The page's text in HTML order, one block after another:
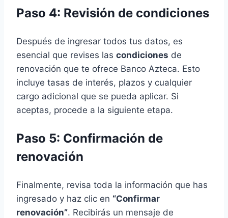
Paso 4: Revisión de condiciones
Después de ingresar todos tus datos, es
esencial que revises las condiciones de
renovación que te ofrece Banco Azteca. Esto
incluye tasas de interés, plazos y cualquier
cargo adicional que se pueda aplicar. Si
aceptas, procede a la siguiente etapa.
Paso 5: Confirmación de
renovación
Finalmente, revisa toda la información que has
ingresado y haz clic en “Confirmar
renovación”. Recibirás un mensaje de